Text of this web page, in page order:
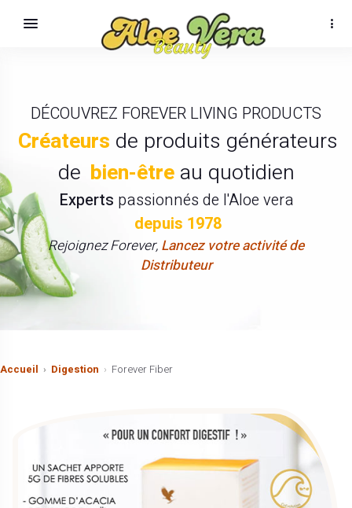
DÉCOUVREZ FOREVER LIVING PRODUCTS
Créateurs de produits générateurs
de bien-êtreau quotidien
Experts passionnés de l'Aloe vera
depuis 1978
Rejoignez Forever, Lancez votre activité de
Distributeur
Accueil Digestion Forever Fiber